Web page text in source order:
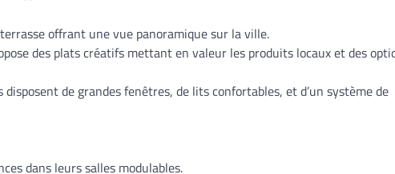
offrant une vue panoramique sur la ville.
des plats créatifs mettant en valeur les produits locaux et des
de grandes fenêtres, de lits confortables, et d’un système de
dans leurs salles modulables.